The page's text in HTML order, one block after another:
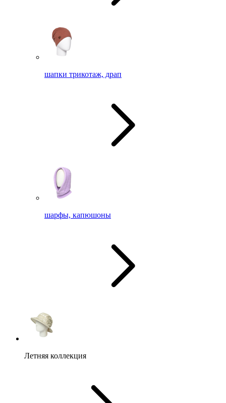
шапки трикотаж, драп
шарфы, капюшоны
Летняя коллекция